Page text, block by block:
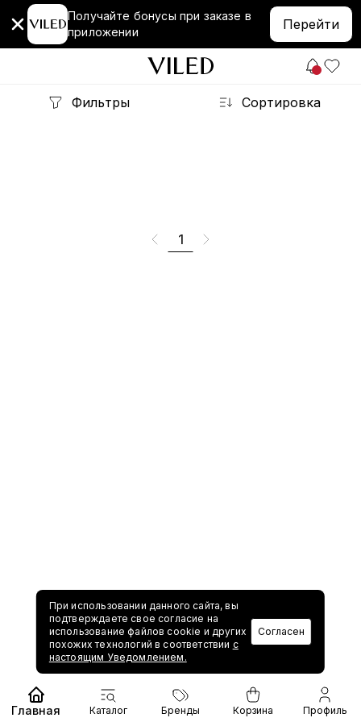
Получайте бонусы при заказе в
приложении
Перейти
Фильтры Сортировка
1
При использовании данного сайта, вы
подтверждаете свое согласие на
использование файлов cookie и других
похожих технологий в соответствии с
настоящим Уведомлением.
Согласен
Главная Каталог Бренды Корзина Профиль